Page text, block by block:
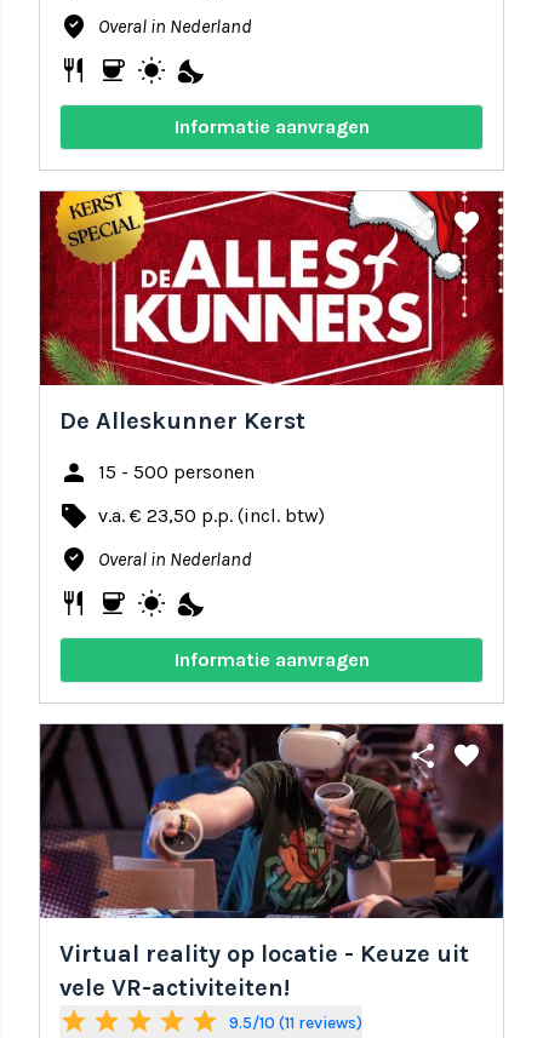
where_to_vote Overal in Nederland
restaurant coffee wb_sunny nights_stay
Informatie aanvragen
share favorite
De Alleskunner Kerst
person 15 - 500 personen
local_offer v.a. € 23,50 p.p. (incl. btw)
where_to_vote Overal in Nederland
restaurant coffee wb_sunny nights_stay
Informatie aanvragen
share favorite
Virtual reality op locatie - Keuze uit
vele VR-activiteiten!
star star star star star 9.5/10 (11 reviews)